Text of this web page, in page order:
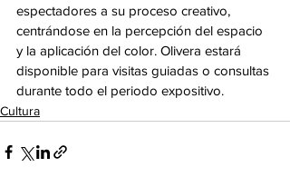
espectadores a su proceso creativo,
centrándose en la percepción del espacio
y la aplicación del color. Olivera estará
disponible para visitas guiadas o consultas
durante todo el periodo expositivo.
Cultura